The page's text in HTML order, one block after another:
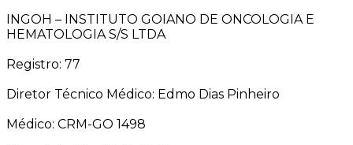
INGOH – INSTITUTO GOIANO DE ONCOLOGIA E
HEMATOLOGIA S/S LTDA
Registro: 77
Diretor Técnico Médico: Edmo Dias Pinheiro
Médico: CRM-GO 1498